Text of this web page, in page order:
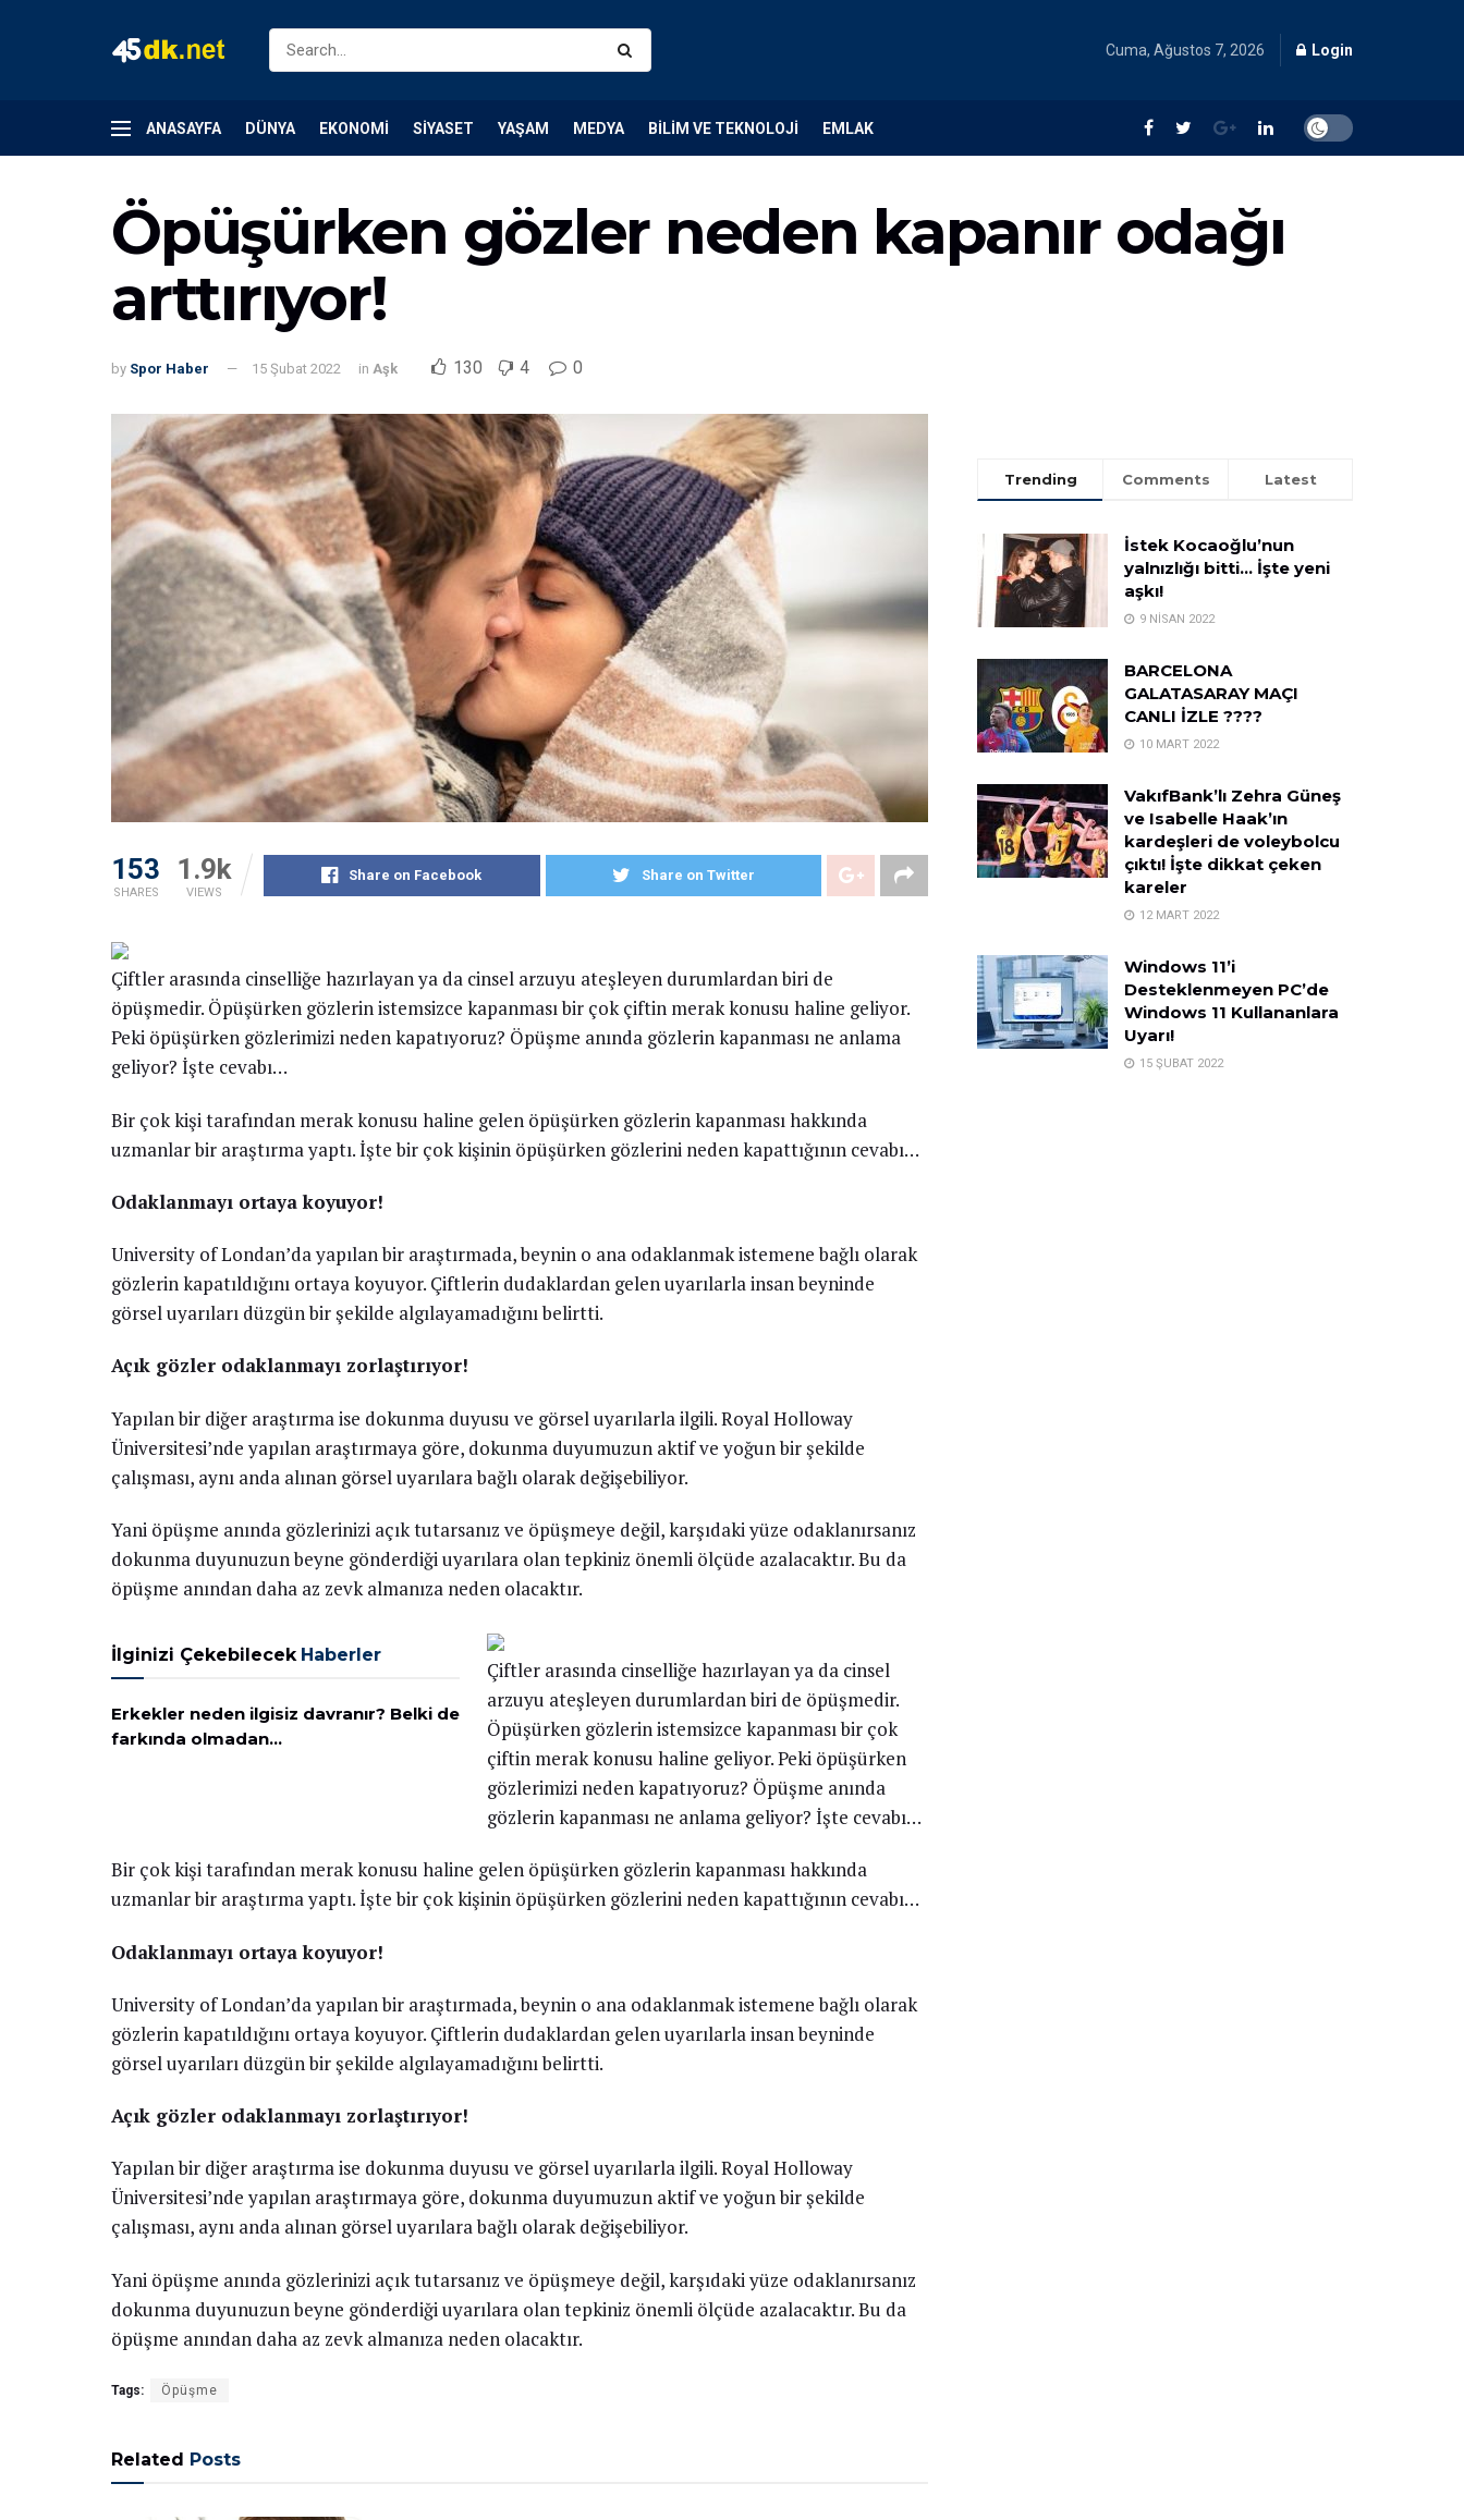
Cuma, Ağustos 7, 2026 Login
ANASAYFA DÜNYA EKONOMI SIYASET YAŞAM MEDYA BILIM VE TEKNOLOJI EMLAK
Öpüşürken gözler neden kapanır odağı
arttırıyor!
by Spor Haber 15 Şubat 2022 in Aşk 130 4 0
153
SHARES
1.9k
VIEWS
Share on Facebook Share on Twitter
Çiftler arasında cinselliğe hazırlayan ya da cinsel arzuyu ateşleyen durumlardan biri de
öpüşmedir. Öpüşürken gözlerin istemsizce kapanması bir çok çiftin merak konusu haline geliyor.
Peki öpüşürken gözlerimizi neden kapatıyoruz? Öpüşme anında gözlerin kapanması ne anlama
geliyor? İşte cevabı…
Bir çok kişi tarafından merak konusu haline gelen öpüşürken gözlerin kapanması hakkında
uzmanlar bir araştırma yaptı. İşte bir çok kişinin öpüşürken gözlerini neden kapattığının cevabı…
Odaklanmayı ortaya koyuyor!
University of Londan’da yapılan bir araştırmada, beynin o ana odaklanmak istemene bağlı olarak
gözlerin kapatıldığını ortaya koyuyor. Çiftlerin dudaklardan gelen uyarılarla insan beyninde
görsel uyarıları düzgün bir şekilde algılayamadığını belirtti.
Açık gözler odaklanmayı zorlaştırıyor!
Yapılan bir diğer araştırma ise dokunma duyusu ve görsel uyarılarla ilgili. Royal Holloway
Üniversitesi’nde yapılan araştırmaya göre, dokunma duyumuzun aktif ve yoğun bir şekilde
çalışması, aynı anda alınan görsel uyarılara bağlı olarak değişebiliyor.
Yani öpüşme anında gözlerinizi açık tutarsanız ve öpüşmeye değil, karşıdaki yüze odaklanırsanız
dokunma duyunuzun beyne gönderdiği uyarılara olan tepkiniz önemli ölçüde azalacaktır. Bu da
öpüşme anından daha az zevk almanıza neden olacaktır.
İlginizi Çekebilecek Haberler
Erkekler neden ilgisiz davranır? Belki de
farkında olmadan…
Çiftler arasında cinselliğe hazırlayan ya da cinsel
arzuyu ateşleyen durumlardan biri de öpüşmedir.
Öpüşürken gözlerin istemsizce kapanması bir çok
çiftin merak konusu haline geliyor. Peki öpüşürken
gözlerimizi neden kapatıyoruz? Öpüşme anında
gözlerin kapanması ne anlama geliyor? İşte cevabı…
Bir çok kişi tarafından merak konusu haline gelen öpüşürken gözlerin kapanması hakkında
uzmanlar bir araştırma yaptı. İşte bir çok kişinin öpüşürken gözlerini neden kapattığının cevabı…
Odaklanmayı ortaya koyuyor!
University of Londan’da yapılan bir araştırmada, beynin o ana odaklanmak istemene bağlı olarak
gözlerin kapatıldığını ortaya koyuyor. Çiftlerin dudaklardan gelen uyarılarla insan beyninde
görsel uyarıları düzgün bir şekilde algılayamadığını belirtti.
Açık gözler odaklanmayı zorlaştırıyor!
Yapılan bir diğer araştırma ise dokunma duyusu ve görsel uyarılarla ilgili. Royal Holloway
Üniversitesi’nde yapılan araştırmaya göre, dokunma duyumuzun aktif ve yoğun bir şekilde
çalışması, aynı anda alınan görsel uyarılara bağlı olarak değişebiliyor.
Yani öpüşme anında gözlerinizi açık tutarsanız ve öpüşmeye değil, karşıdaki yüze odaklanırsanız
dokunma duyunuzun beyne gönderdiği uyarılara olan tepkiniz önemli ölçüde azalacaktır. Bu da
öpüşme anından daha az zevk almanıza neden olacaktır.
Tags: Öpüşme
Related Posts
Trending Comments Latest
İstek Kocaoğlu’nun
yalnızlığı bitti… İşte yeni
aşkı!
9 NISAN 2022
BARCELONA
GALATASARAY MAÇI
CANLI İZLE ????
10 MART 2022
VakıfBank’lı Zehra Güneş
ve Isabelle Haak’ın
kardeşleri de voleybolcu
çıktı! İşte dikkat çeken
kareler
12 MART 2022
Windows 11’i
Desteklenmeyen PC’de
Windows 11 Kullananlara
Uyarı!
15 ŞUBAT 2022